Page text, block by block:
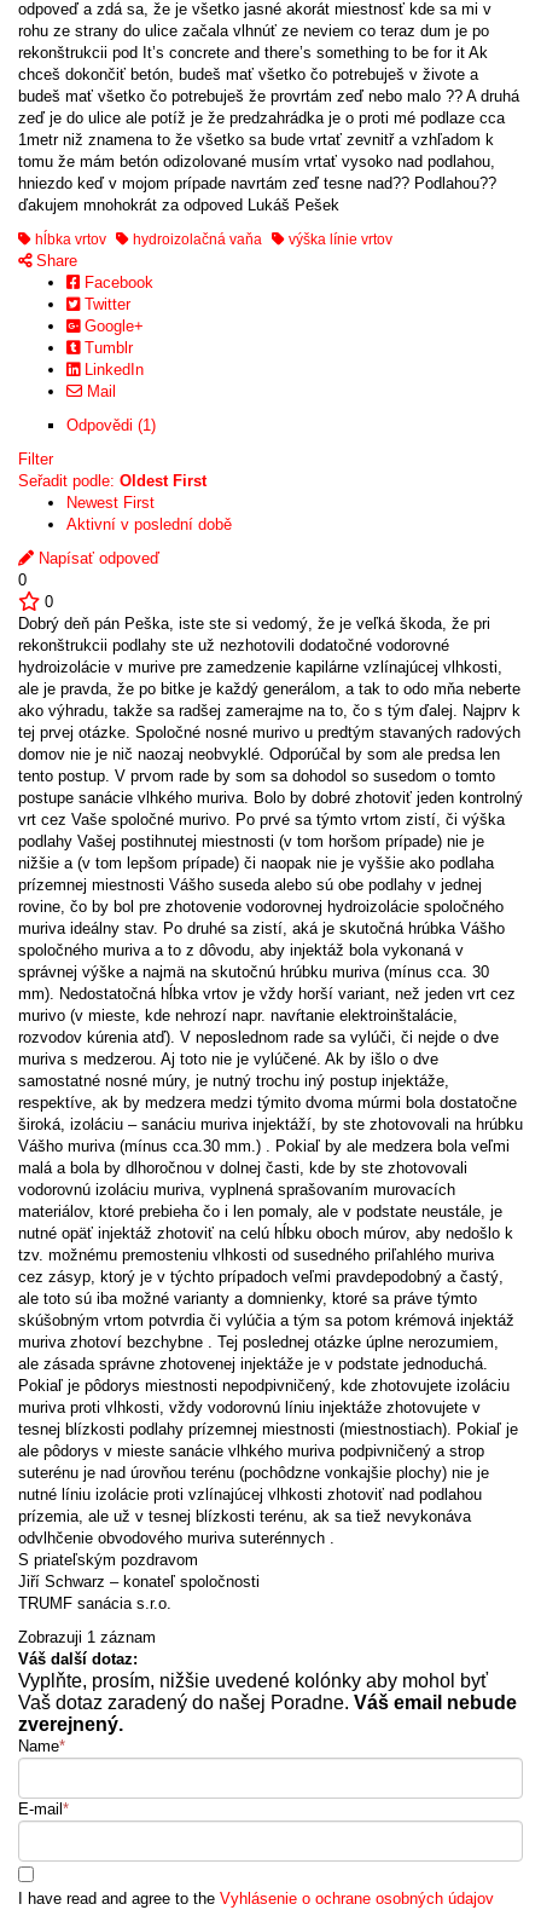
odpoveď a zdá sa, že je všetko jasné akorát miestnosť kde sa mi v
rohu ze strany do ulice začala vlhnúť ze neviem co teraz dum je po
rekonštrukcii pod It’s concrete and there’s something to be for it Ak
chceš dokončiť betón, budeš mať všetko čo potrebuješ v živote a
budeš mať všetko čo potrebuješ že provrtám zeď nebo malo ?? A druhá
zeď je do ulice ale potíž je že predzahrádka je o proti mé podlaze cca
1metr niž znamena to že všetko sa bude vrtať zevnitř a vzhľadom k
tomu že mám betón odizolované musím vrtať vysoko nad podlahou,
hniezdo keď v mojom prípade navrtám zeď tesne nad?? Podlahou??
ďakujem mnohokrát za odpoved Lukáš Pešek
hĺbka vrtov hydroizolačná vaňa výška línie vrtov
Share
Facebook
Twitter
Google+
Tumblr
LinkedIn
Mail
Odpovědi (1)
Filter
Seřadit podle: Oldest First
Newest First
Aktivní v poslední době
Napísať odpoveď
0
0
Dobrý deň pán Peška, iste ste si vedomý, že je veľká škoda, že pri
rekonštrukcii podlahy ste už nezhotovili dodatočné vodorovné
hydroizolácie v murive pre zamedzenie kapilárne vzlínajúcej vlhkosti,
ale je pravda, že po bitke je každý generálom, a tak to odo mňa neberte
ako výhradu, takže sa radšej zamerajme na to, čo s tým ďalej. Najprv k
tej prvej otázke. Spoločné nosné murivo u predtým stavaných radových
domov nie je nič naozaj neobvyklé. Odporúčal by som ale predsa len
tento postup. V prvom rade by som sa dohodol so susedom o tomto
postupe sanácie vlhkého muriva. Bolo by dobré zhotoviť jeden kontrolný
vrt cez Vaše spoločné murivo. Po prvé sa týmto vrtom zistí, či výška
podlahy Vašej postihnutej miestnosti (v tom horšom prípade) nie je
nižšie a (v tom lepšom prípade) či naopak nie je vyššie ako podlaha
prízemnej miestnosti Vášho suseda alebo sú obe podlahy v jednej
rovine, čo by bol pre zhotovenie vodorovnej hydroizolácie spoločného
muriva ideálny stav. Po druhé sa zistí, aká je skutočná hrúbka Vášho
spoločného muriva a to z dôvodu, aby injektáž bola vykonaná v
správnej výške a najmä na skutočnú hrúbku muriva (mínus cca. 30
mm). Nedostatočná hĺbka vrtov je vždy horší variant, než jeden vrt cez
murivo (v mieste, kde nehrozí napr. navŕtanie elektroinštalácie,
rozvodov kúrenia atď). V neposlednom rade sa vylúči, či nejde o dve
muriva s medzerou. Aj toto nie je vylúčené. Ak by išlo o dve
samostatné nosné múry, je nutný trochu iný postup injektáže,
respektíve, ak by medzera medzi týmito dvoma múrmi bola dostatočne
široká, izoláciu – sanáciu muriva injektáží, by ste zhotovovali na hrúbku
Vášho muriva (mínus cca.30 mm.) . Pokiaľ by ale medzera bola veľmi
malá a bola by dlhoročnou v dolnej časti, kde by ste zhotovovali
vodorovnú izoláciu muriva, vyplnená sprašovaním murovacích
materiálov, ktoré prebieha čo i len pomaly, ale v podstate neustále, je
nutné opäť injektáž zhotoviť na celú hĺbku oboch múrov, aby nedošlo k
tzv. možnému premosteniu vlhkosti od susedného priľahlého muriva
cez zásyp, ktorý je v týchto prípadoch veľmi pravdepodobný a častý,
ale toto sú iba možné varianty a domnienky, ktoré sa práve týmto
skúšobným vrtom potvrdia či vylúčia a tým sa potom krémová injektáž
muriva zhotoví bezchybne . Tej poslednej otázke úplne nerozumiem,
ale zásada správne zhotovenej injektáže je v podstate jednoduchá.
Pokiaľ je pôdorys miestnosti nepodpivničený, kde zhotovujete izoláciu
muriva proti vlhkosti, vždy vodorovnú líniu injektáže zhotovujete v
tesnej blízkosti podlahy prízemnej miestnosti (miestnostiach). Pokiaľ je
ale pôdorys v mieste sanácie vlhkého muriva podpivničený a strop
suterénu je nad úrovňou terénu (pochôdzne vonkajšie plochy) nie je
nutné líniu izolácie proti vzlínajúcej vlhkosti zhotoviť nad podlahou
prízemia, ale už v tesnej blízkosti terénu, ak sa tiež nevykonáva
odvlhčenie obvodového muriva suterénnych .
S priateľským pozdravom
Jiří Schwarz – konateľ spoločnosti
TRUMF sanácia s.r.o.
Zobrazuji 1 záznam
Váš další dotaz:
Vyplňte, prosím, nižšie uvedené kolónky aby mohol byť
Vaš dotaz zaradený do našej Poradne. Váš email nebude
zverejnený.
Name*
E-mail *
I have read and agree to the Vyhlásenie o ochrane osobných údajov